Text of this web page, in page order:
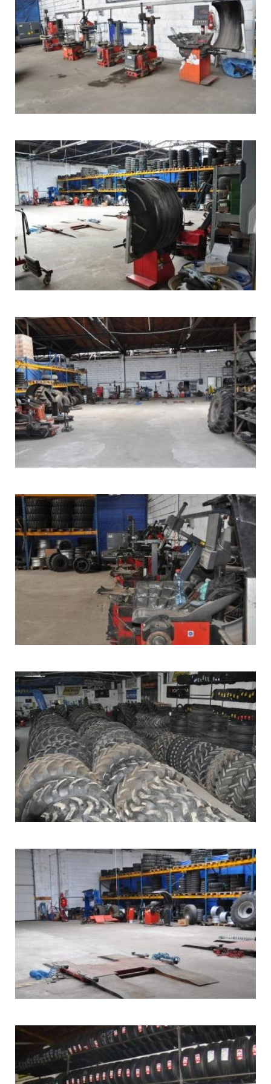
WULKANIZACJAIMOBILNY SERWISOPON
STARGARD_2
WULKANIZACJAIMOBILNYSERWISOPON
STARGARD_3
WULKANIZACJAIMOBILNYSERWIS OPON
STARGARD_4
WULKANIZACJAIMOBILNYSERWISOPON
STARGARD_5
WULKANIZACJAIMOBILNYSERWISOPON
STARGARD_6
WULKANIZACJAIMOBILNYSERWISOPON
STARGARD_7